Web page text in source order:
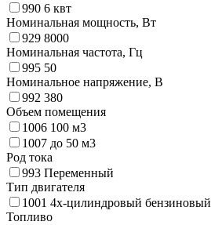
990 6 квт
Номинальная мощность, Вт
929 8000
Номинальная частота, Гц
995 50
Номинальное напряжение, В
992 380
Объем помещения
1006 100 м3
1007 до 50 м3
Род тока
993 Переменный
Тип двигателя
1001 4х-цилиндровый бензиновый
Топливо